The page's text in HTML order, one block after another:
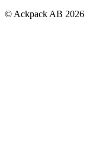
© Ackpack AB 2026